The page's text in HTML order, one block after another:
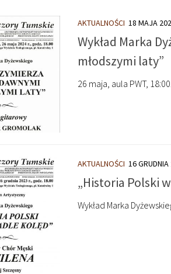
AKTUALNOŚCI 18 MAJA
Wykład Marka
młodszymi laty”
26 maja, aula PWT,
AKTUALNOŚCI 16
„Historia Polski
Wykład Marka